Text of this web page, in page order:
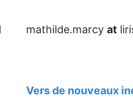
mathilde.marcy at
Vers de nouveaux